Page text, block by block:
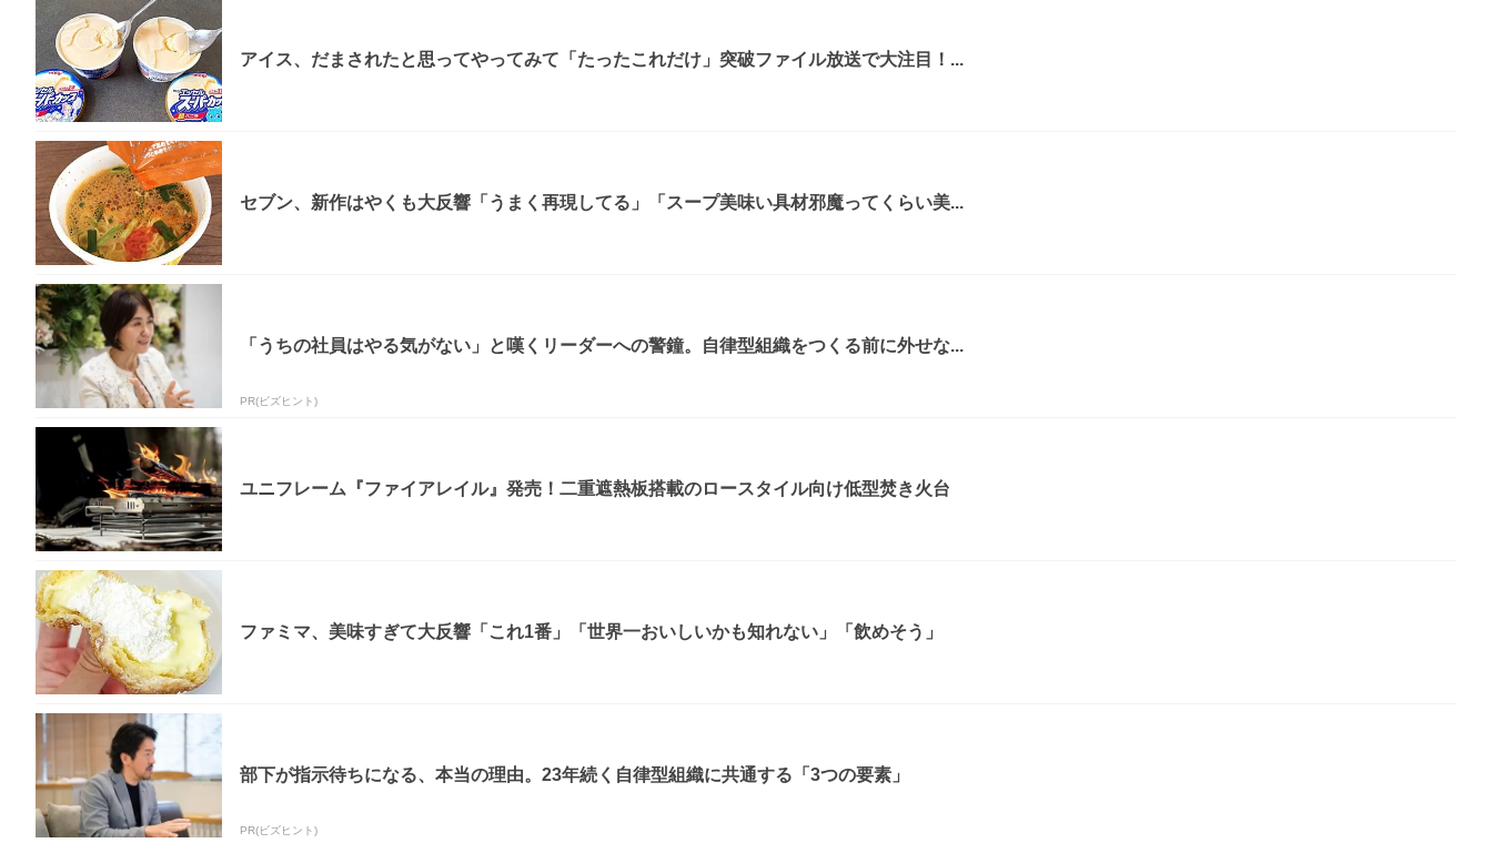
アイス、だまされたと思ってやってみて「たったこれだけ」突破ファイル放送で大注目！...
セブン、新作はやくも大反響「うまく再現してる」「スープ美味い具材邪魔ってくらい美...
「うちの社員はやる気がない」と嘆くリーダーへの警鐘。自律型組織をつくる前に外せな...
PR(ビズヒント)
ユニフレーム『ファイアレイル』発売！二重遮熱板搭載のロースタイル向け低型焚き火台
ファミマ、美味すぎて大反響「これ1番」「世界一おいしいかも知れない」「飲めそう」
部下が指示待ちになる、本当の理由。23年続く自律型組織に共通する「3つの要素」
PR(ビズヒント)